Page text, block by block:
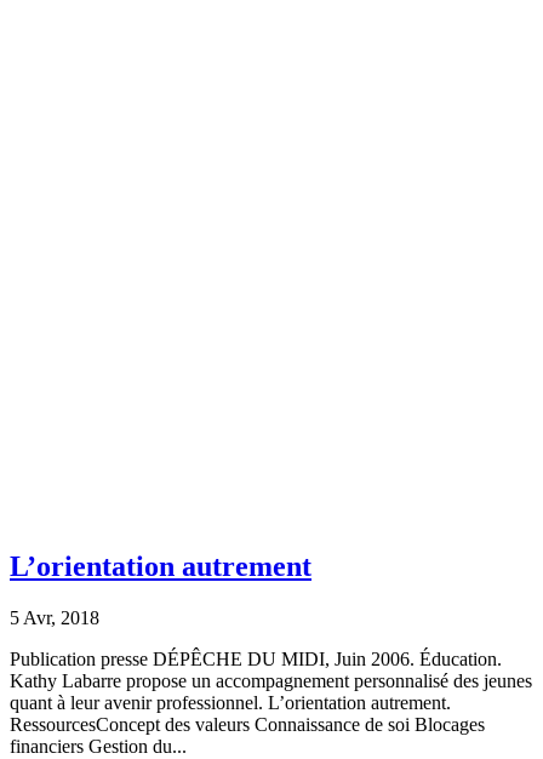
L’orientation autrement
5 Avr, 2018
Publication presse DÉPÊCHE DU MIDI, Juin 2006. Éducation.
Kathy Labarre propose un accompagnement personnalisé des jeunes
quant à leur avenir professionnel. L’orientation autrement.
RessourcesConcept des valeurs Connaissance de soi Blocages
financiers Gestion du...